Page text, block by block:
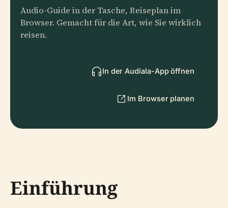
Audio-Guide in der Tasche, Reiseplan im
Browser. Gemacht für die Art, wie Sie wirklich
reisen.
In der Audiala-App öffnen
Im Browser planen
Einführung